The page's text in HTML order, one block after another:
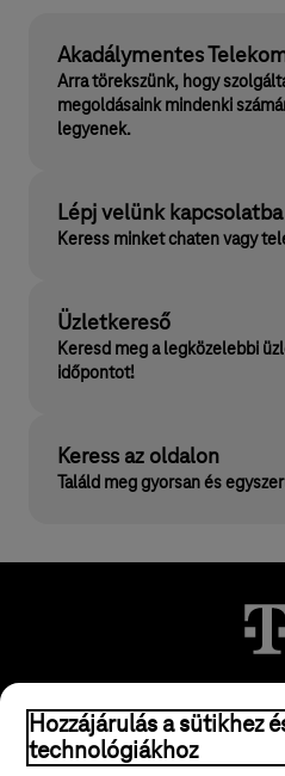
Akadálymentes
Arra törekszünk, hogy
megoldásaink mindenki
legyenek.
Lépj velünk kapcsolatba
Keress minket chaten vagy
Üzletkereső
Keresd meg a legközelebbi
időpontot!
Keress az oldalon
Találd meg gyorsan és
© 2026 Magyar Telekom Nyrt.
Hozzájárulás a sütikhez
technológiákhoz